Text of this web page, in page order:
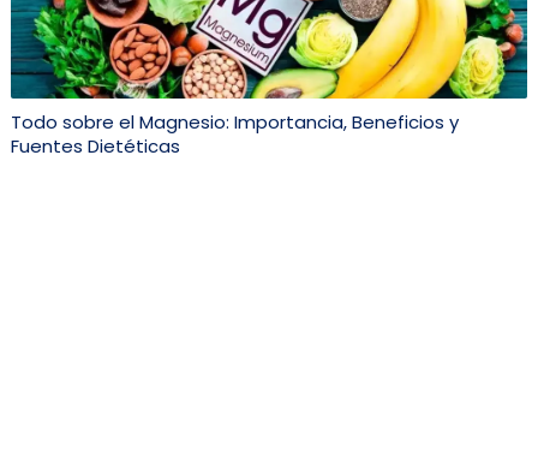
Todo sobre el Magnesio: Importancia, Beneficios y
Fuentes Dietéticas